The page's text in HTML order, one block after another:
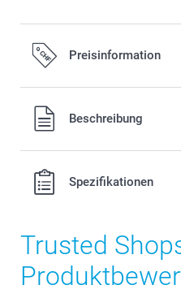
Preisinformation
Alle Preise verstehen sich in
MwSt. und zzgl.Beschreibung
Spezifikationen
Trusted